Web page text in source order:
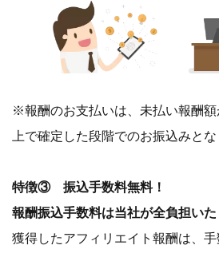
※報酬のお支払いは、未払い報酬
上で確定した段階でのお振込みとな
特徴③ 振込手数料無料！
報酬振込手数料は当社が全負担いた
獲得したアフィリエイト報酬は、